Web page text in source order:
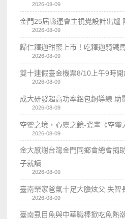
2026-08-09
金門25屆縣運會主視覺設計出爐
2026-08-09
歸仁釋迦甜蜜上市！吃釋迦騎鐵
2026-08-09
雙十連假臺金機票8/10上午9時開
2026-08-09
成大研發超高功率鋁包銅導線 助
2026-08-09
空靈之境，心靈之鏡-瓷畫《空𩆜
2026-08-09
金大感謝台灣金門同鄉會總會捐
子就讀
2026-08-09
臺南榮家爸氣十足大膽炫父 失智
2026-08-09
臺南虱目魚與中華職棒掀吃魚熱